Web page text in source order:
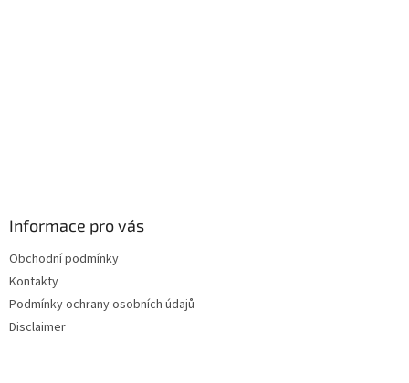
Informace pro vás
Obchodní podmínky
Kontakty
Podmínky ochrany osobních údajů
Disclaimer